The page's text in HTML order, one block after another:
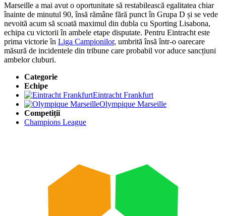
Marseille a mai avut o oportunitate să restabilească egalitatea chiar
înainte de minutul 90, însă rămâne fără punct în Grupa D și se vede
nevoită acum să scoată maximul din dubla cu Sporting Lisabona,
echipa cu victorii în ambele etape disputate. Pentru Eintracht este
prima victorie în Liga Campionilor, umbrită însă într-o oarecare
măsură de incidentele din tribune care probabil vor aduce sancțiuni
ambelor cluburi.
Categorie
Echipe
Eintracht Frankfurt
Olympique Marseille
Competiții
Champions League